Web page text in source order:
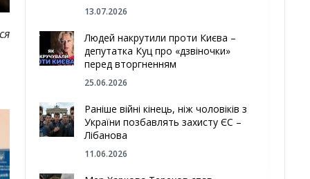
13.07.2026
Людей накрутили проти Києва –
депутатка Куц про «дзвіночки»
перед вторгненням
25.06.2026
Раніше війні кінець, ніж чоловіків з
України позбавлять захисту ЄС –
Лібанова
11.06.2026